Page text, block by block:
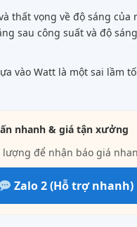
thất vọng về độ sáng của
sau công suất và độ
vào Watt là một sai lầm
nhanh & giá tận xưởng
lượng để nhận báo giá
Zalo 2 (Hỗ trợ nhanh)